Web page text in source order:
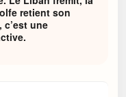
retient son
une